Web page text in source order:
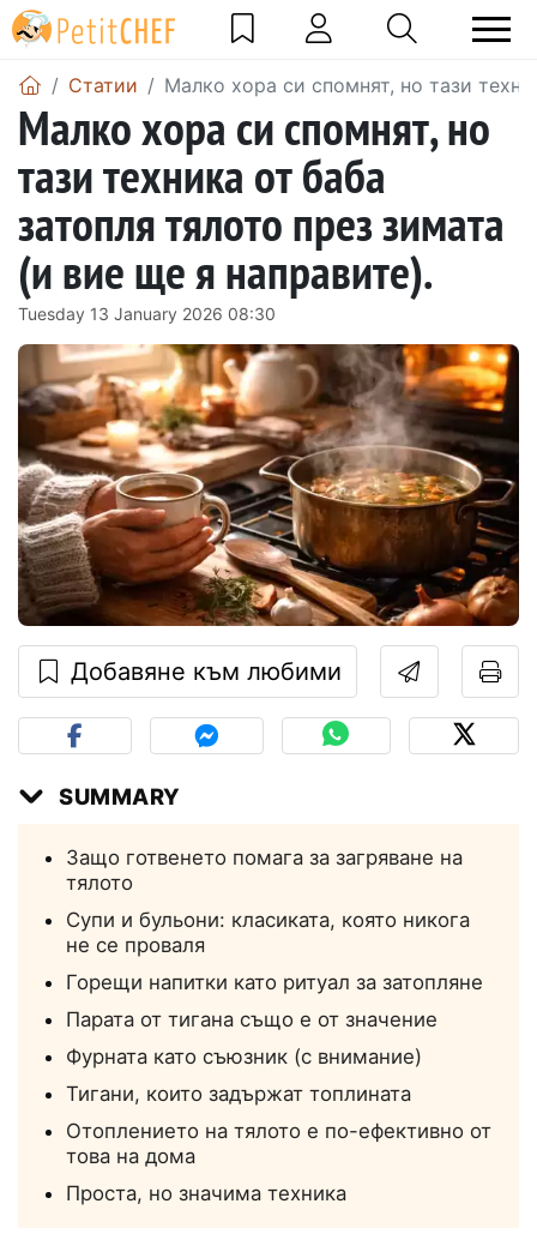
Статии Малко хора си спомнят, но тази
Малко хора си спомнят, но
тази техника от баба
затопля тялото през зимата
(и вие ще я направите).
Tuesday 13 January 2026 08:30
Добавяне към любими
SUMMARY
Защо готвенето помага за загряване на
тялото
Супи и бульони: класиката, която никога
не се проваля
Горещи напитки като ритуал за затопляне
Парата от тигана също е от значение
Фурната като съюзник (с внимание)
Тигани, които задържат топлината
Отоплението на тялото е по-ефективно от
това на дома
Проста, но значима техника